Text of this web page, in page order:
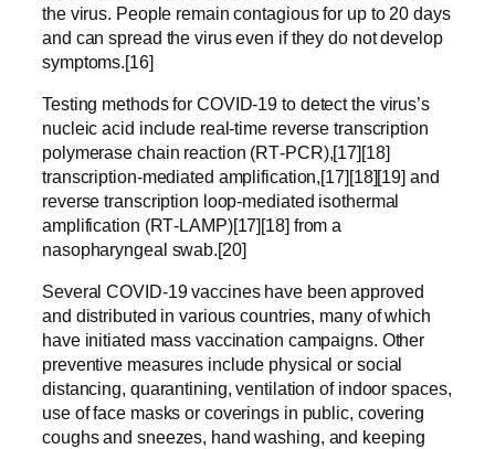
the virus. People remain contagious for up to 20 days
and can spread the virus even if they do not develop
symptoms.[16]
Testing methods for COVID-19 to detect the virus’s
nucleic acid include real-time reverse transcription
polymerase chain reaction (RT‑PCR),[17][18]
transcription-mediated amplification,[17][18][19] and
reverse transcription loop-mediated isothermal
amplification (RT‑LAMP)[17][18] from a
nasopharyngeal swab.[20]
Several COVID-19 vaccines have been approved
and distributed in various countries, many of which
have initiated mass vaccination campaigns. Other
preventive measures include physical or social
distancing, quarantining, ventilation of indoor spaces,
use of face masks or coverings in public, covering
coughs and sneezes, hand washing, and keeping